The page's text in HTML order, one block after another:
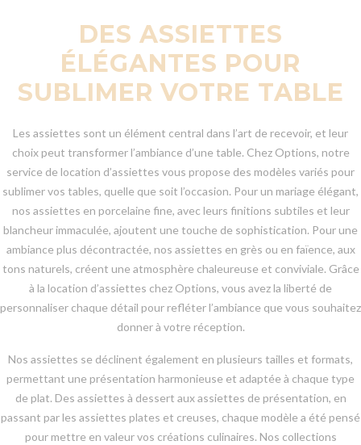
DES ASSIETTES
ÉLÉGANTES POUR
SUBLIMER VOTRE TABLE
Les assiettes sont un élément central dans l’art de recevoir, et leur
choix peut transformer l’ambiance d’une table. Chez Options, notre
service de location d’assiettes vous propose des modèles variés pour
sublimer vos tables, quelle que soit l’occasion. Pour un mariage élégant,
nos assiettes en porcelaine fine, avec leurs finitions subtiles et leur
blancheur immaculée, ajoutent une touche de sophistication. Pour une
ambiance plus décontractée, nos assiettes en grès ou en faïence, aux
tons naturels, créent une atmosphère chaleureuse et conviviale. Grâce
à la location d’assiettes chez Options, vous avez la liberté de
personnaliser chaque détail pour refléter l’ambiance que vous souhaitez
donner à votre réception.
Nos assiettes se déclinent également en plusieurs tailles et formats,
permettant une présentation harmonieuse et adaptée à chaque type
de plat. Des assiettes à dessert aux assiettes de présentation, en
passant par les assiettes plates et creuses, chaque modèle a été pensé
pour mettre en valeur vos créations culinaires. Nos collections